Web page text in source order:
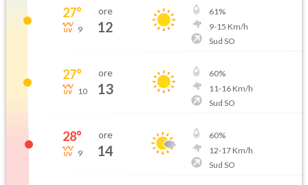
27°
9
ore
12
61%
9-15 Km/h
Sud SO
27°
10
ore
13
60%
11-16Km/h
Sud SO
28°
9
ore
14
60%
12-17Km/h
Sud SO